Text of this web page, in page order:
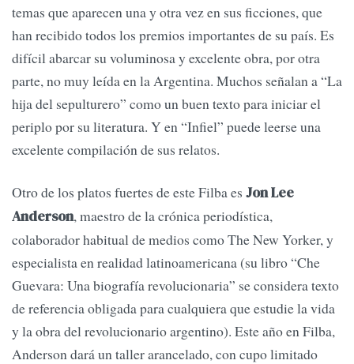
temas que aparecen una y otra vez en sus ficciones, que
han recibido todos los premios importantes de su país. Es
difícil abarcar su voluminosa y excelente obra, por otra
parte, no muy leída en la Argentina. Muchos señalan a “La
hija del sepulturero” como un buen texto para iniciar el
periplo por su literatura. Y en “Infiel” puede leerse una
excelente compilación de sus relatos.
Otro de los platos fuertes de este Filba es Jon Lee
Anderson, maestro de la crónica periodística,
colaborador habitual de medios como The New Yorker, y
especialista en realidad latinoamericana (su libro “Che
Guevara: Una biografía revolucionaria” se considera texto
de referencia obligada para cualquiera que estudie la vida
y la obra del revolucionario argentino). Este año en Filba,
Anderson dará un taller arancelado, con cupo limitado